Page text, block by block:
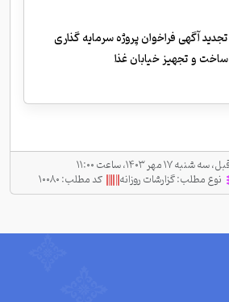
تجدید آگهی فراخوان پروژه سرمایه گذاری
ساخت و تجهیز خیابان غذا
نوع مطلب:گزارشات روزانه کد مطلب:۱۰۰۸۰